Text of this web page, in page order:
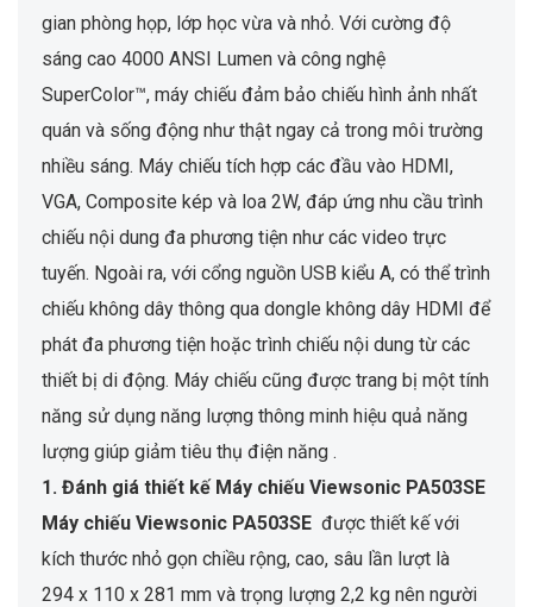
gian phòng họp, lớp học vừa và nhỏ. Với cường độ
sáng cao 4000 ANSI Lumen và công nghệ
SuperColor™, máy chiếu đảm bảo chiếu hình ảnh nhất
quán và sống động như thật ngay cả trong môi trường
nhiều sáng. Máy chiếu tích hợp các đầu vào HDMI,
VGA, Composite kép và loa 2W, đáp ứng nhu cầu trình
chiếu nội dung đa phương tiện như các video trực
tuyến. Ngoài ra, với cổng nguồn USB kiểu A, có thể trình
chiếu không dây thông qua dongle không dây HDMI để
phát đa phương tiện hoặc trình chiếu nội dung từ các
thiết bị di động. Máy chiếu cũng được trang bị một tính
năng sử dụng năng lượng thông minh hiệu quả năng
lượng giúp giảm tiêu thụ điện năng .
1. Đánh giá thiết kế Máy chiếu Viewsonic PA503SE
Máy chiếu Viewsonic PA503SE được thiết kế với
kích thước nhỏ gọn chiều rộng, cao, sâu lần lượt là
294 x 110 x 281 mm và trọng lượng 2,2 kg nên người